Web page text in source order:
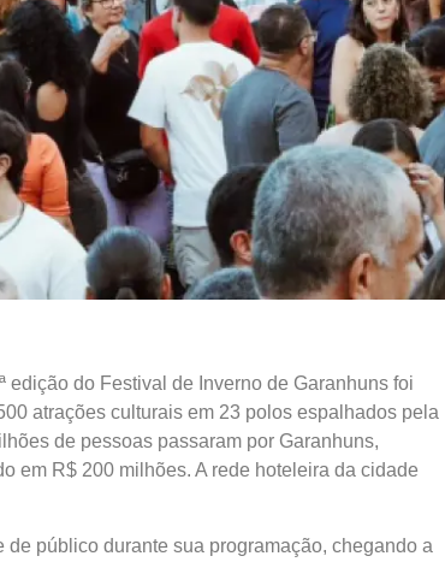
edição do Festival de Inverno de Garanhuns foi
atrações culturais em 23 polos espalhados pela
de pessoas passaram por Garanhuns,
em R$ 200 milhões. A rede hoteleira da cidade
público durante sua programação, chegando a